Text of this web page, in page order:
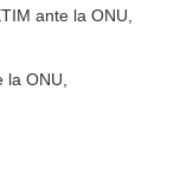
ante la ONU,
ONU,